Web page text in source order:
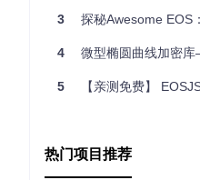
高效和安全吧！
3 探秘Awesome EOS
4 微型椭圆曲线加密
5 【亲测免费】
热门项目推荐